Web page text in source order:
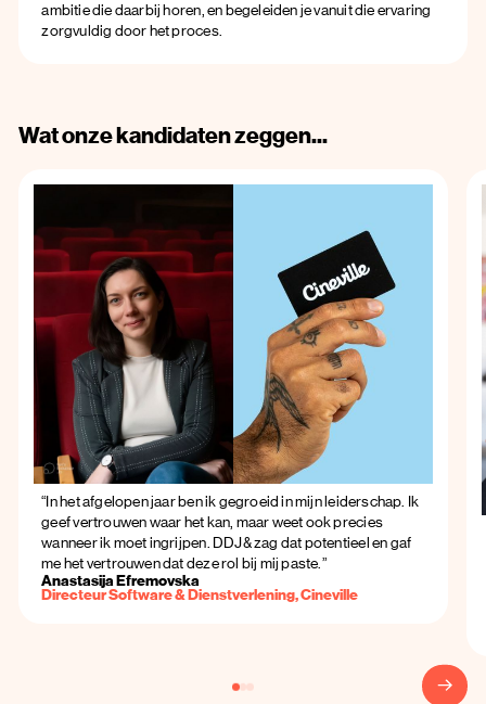
ambitie die daarbij horen, en begeleiden je vanuit die ervaring
zorgvuldig door het proces.
Wat onze kandidaten zeggen...
“In het afgelopen jaar ben ik gegroeid in mijn leiderschap. Ik
geef vertrouwen waar het kan, maar weet ook precies
wanneer ik moet ingrijpen. DDJ& zag dat potentieel en gaf
me het vertrouwen dat deze rol bij mij paste.”
Anastasija Efremovska
Directeur Software & Dienstverlening, Cineville